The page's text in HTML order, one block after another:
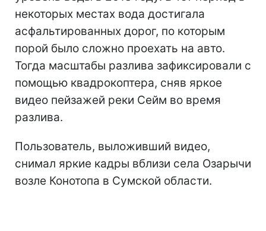
некоторых местах вода достигала
асфальтированных дорог, по которым
порой было сложно проехать на авто.
Тогда масштабы разлива зафиксировали с
помощью квадрокоптера, сняв яркое
видео пейзажей реки Сейм во время
разлива.
Пользователь, выложивший видео,
снимал яркие кадры вблизи села Озарычи
возле Конотопа в Сумской области.